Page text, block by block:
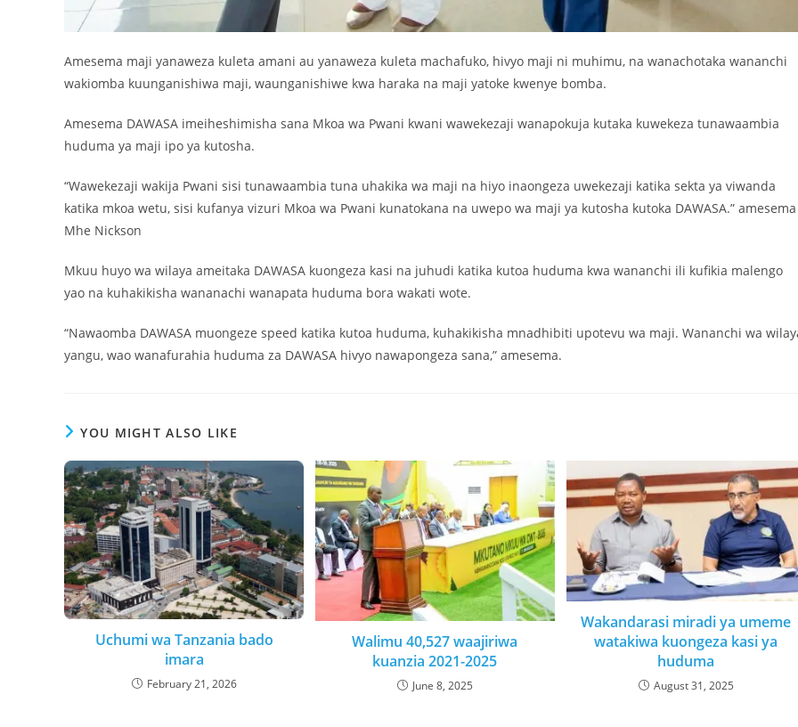
Amesema maji yanaweza kuleta amani au yanaweza kuleta machafuko, hivyo maji ni muhimu, na wanachotaka wananchi
wakiomba kuunganishiwa maji, waunganishiwe kwa haraka na maji yatoke kwenye bomba.
Amesema DAWASA imeiheshimisha sana Mkoa wa Pwani kwani wawekezaji wanapokuja kutaka kuwekeza tunawaambia
huduma ya maji ipo ya kutosha.
“Wawekezaji wakija Pwani sisi tunawaambia tuna uhakika wa maji na hiyo inaongeza uwekezaji katika sekta ya viwanda
katika mkoa wetu, sisi kufanya vizuri Mkoa wa Pwani kunatokana na uwepo wa maji ya kutosha kutoka DAWASA.” amesema
Mhe Nickson
Mkuu huyo wa wilaya ameitaka DAWASA kuongeza kasi na juhudi katika kutoa huduma kwa wananchi ili kufikia malengo
yao na kuhakikisha wananachi wanapata huduma bora wakati wote.
“Nawaomba DAWASA muongeze speed katika kutoa huduma, kuhakikisha mnadhibiti upotevu wa maji. Wananchi wa
yangu, wao wanafurahia huduma za DAWASA hivyo nawapongeza sana,” amesema.
YOU MIGHT ALSO LIKE
Uchumi wa Tanzania bado
imara
February 21, 2026
Walimu 40,527 waajiriwa
kuanzia 2021-2025
June 8, 2025
Wakandarasi miradi ya umeme
watakiwa kuongeza kasi ya
huduma
August 31, 2025